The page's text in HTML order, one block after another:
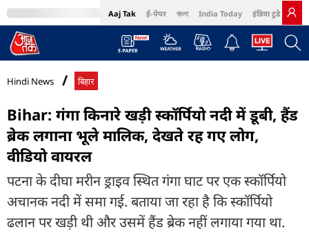
Aaj Tak ई-पेपर বাংলা India Today इंडिया टुडे हिंदी
MumbaiTak Cosmopolitan Harper's Bazaar Northeast
Hindi News बिहार
Bihar: गंगा किनारे खड़ी स्कॉर्पियो नदी में डूबी, हैंड
ब्रेक लगाना भूले मालिक, देखते रह गए लोग,
वीडियो वायरल
पटना के दीघा मरीन ड्राइव स्थित गंगा घाट पर एक स्कॉर्पियो
अचानक नदी में समा गई. बताया जा रहा है कि स्कॉर्पियो
ढलान पर खड़ी थी और उसमें हैंड ब्रेक नहीं लगाया गया था.